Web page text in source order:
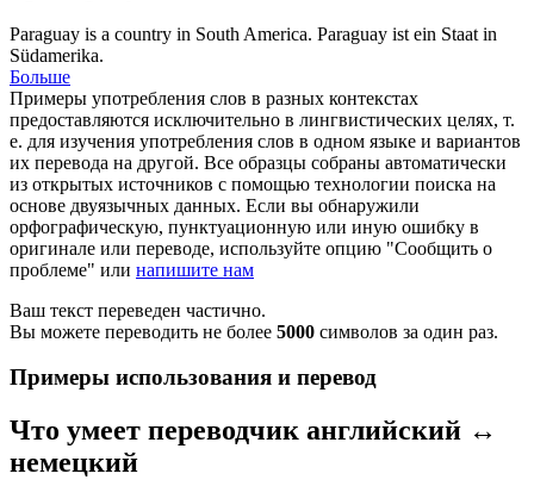
Paraguay is a country in South America. Paraguay ist ein Staat in
Südamerika.
Больше
Примеры употребления слов в разных контекстах
предоставляются исключительно в лингвистических целях, т.
е. для изучения употребления слов в одном языке и вариантов
их перевода на другой. Все образцы собраны автоматически
из открытых источников с помощью технологии поиска на
основе двуязычных данных. Если вы обнаружили
орфографическую, пунктуационную или иную ошибку в
оригинале или переводе, используйте опцию "Сообщить о
проблеме" или напишите нам
Ваш текст переведен частично.
Вы можете переводить не более 5000 символов за один раз.
Примеры использования и перевод
Что умеет переводчик английский ↔
немецкий